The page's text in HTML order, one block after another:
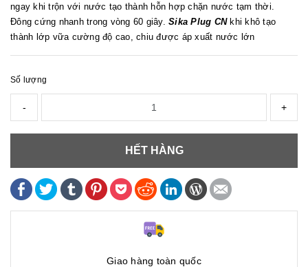
ngay khi trộn với nước tạo thành hỗn hợp chặn nước tạm thời.
Đông cứng nhanh trong vòng 60 giây. Sika Plug CNkhi khô tạo
thành lớp vữa cường độ cao, chiu được áp xuất nước lớn
Số lượng
- +
HẾT HÀNG
Giao hàng toàn quốc